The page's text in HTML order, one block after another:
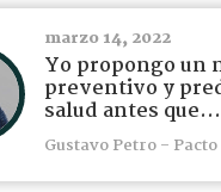
marzo 14, 2022
Yo propongo un
preventivo y
salud antes que...
Gustavo Petro -